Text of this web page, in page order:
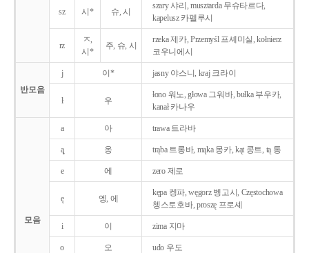
sz 시* 슈, 시
szary 샤리, musztarda 무슈타르다,
kapelusz 카펠루시
rz
ㅈ,
시*
주, 슈, 시
rzeka 제카, Przemyśl 프셰미실, kołnierz
코우니에시
반모음
j 이* jasny 야스니, kraj 크라이
ł 우
łono 워노, głowa 그워바, bułka 부우카,
kanał 카나우
모음
a 아 trawa 트라바
ą̨ 옹 trąba 트롱바, mąka 몽카, kąt 콩트, tą 통
e 에 zero 제로
ę 엥, 에
kępa 켕파, węgorz 벵고시, Częstochowa
쳉스토호바, proszę 프로셰
i 이 zima 지마
o 오 udo 우도